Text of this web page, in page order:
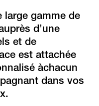
large gamme de
d’une
et de
est attachée
àchacun
dans vos